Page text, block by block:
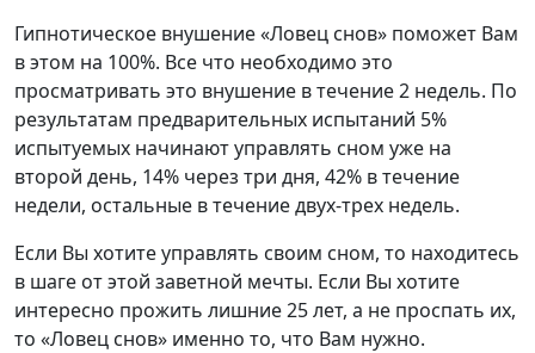
Гипнотическое внушение «Ловец снов» поможет Вам
в этом на 100%. Все что необходимо это
просматривать это внушение в течение 2 недель. По
результатам предварительных испытаний 5%
испытуемых начинают управлять сном уже на
второй день, 14% через три дня, 42% в течение
недели, остальные в течение двух-трех недель.
Если Вы хотите управлять своим сном, то находитесь
в шаге от этой заветной мечты. Если Вы хотите
интересно прожить лишние 25 лет, а не проспать их,
то «Ловец снов» именно то, что Вам нужно.